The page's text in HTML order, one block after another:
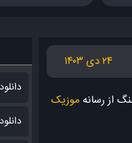
۲۴ دی ۱۴۰۳
از رسانه موزیک